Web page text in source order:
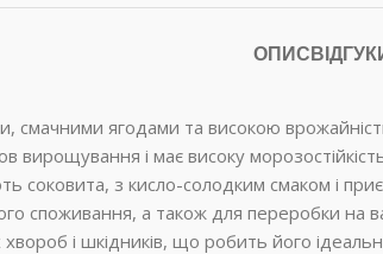
ОПИС
смачними ягодами та високою
вирощування і має високу
соковита, з кисло-солодким смаком і
споживання, а також для переробки
хвороб і шкідників, що робить його